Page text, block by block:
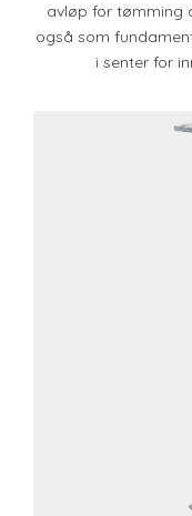
avløp for tømming
også som
i senter for